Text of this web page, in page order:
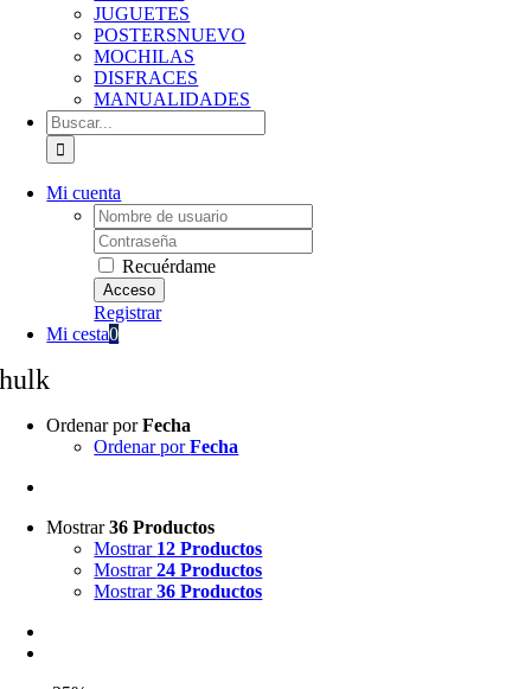
JUGUETES
POSTERSNUEVO
MOCHILAS
DISFRACES
MANUALIDADES
Buscar:
Mi cuenta
Username:
Password:
Recuérdame
Registrar
Mi cesta0
hulk
Ordenar porFecha
Ordenar porFecha
Mostrar36 Productos
Mostrar 12 Productos
Mostrar24 Productos
Mostrar36 Productos